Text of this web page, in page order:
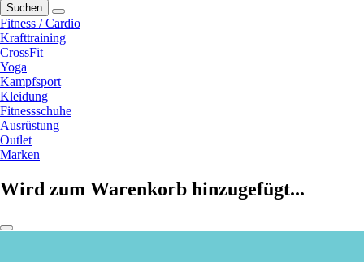
Suchen
Fitness / Cardio
Krafttraining
CrossFit
Yoga
Kampfsport
Kleidung
Fitnessschuhe
Ausrüstung
Outlet
Marken
Wird zum Warenkorb hinzugefügt...